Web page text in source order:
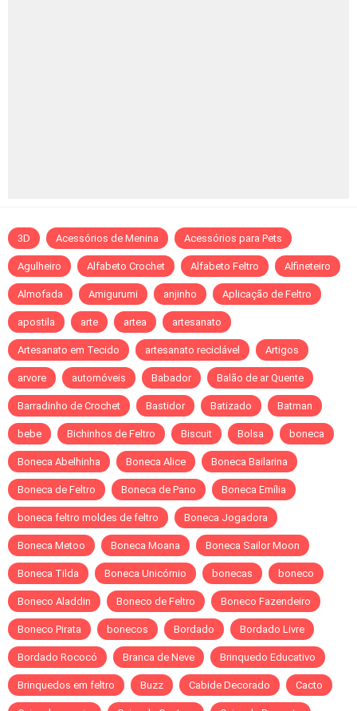
3D Acessórios de Menina Acessórios para Pets
Agulheiro Alfabeto Crochet Alfabeto Feltro Alfineteiro
Almofada Amigurumi anjinho Aplicação de Feltro
apostila arte artea artesanato
Artesanato em Tecido artesanato reciclável Artigos
arvore automóveis Babador Balão de ar Quente
Barradinho de Crochet Bastidor Batizado Batman
bebe Bichinhos de Feltro Biscuit Bolsa boneca
Boneca Abelhinha Boneca Alice Boneca Bailarina
Boneca de Feltro Boneca de Pano Boneca Emília
boneca feltro moldes de feltro Boneca Jogadora
Boneca Metoo Boneca Moana Boneca Sailor Moon
Boneca Tilda Boneca Unicórnio bonecas boneco
Boneco Aladdin Boneco de Feltro Boneco Fazendeiro
Boneco Pirata bonecos Bordado Bordado Livre
Bordado Rococó Branca de Neve Brinquedo Educativo
Brinquedos em feltro Buzz Cabide Decorado Cacto